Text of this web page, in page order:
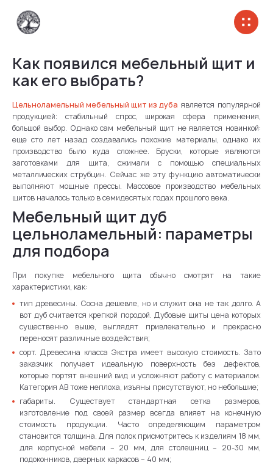
Как появился мебельный щит и
как его выбрать?
Цельноламельный мебельный щит из дуба является популярной
продукцией: стабильный спрос, широкая сфера применения,
большой выбор. Однако сам мебельный щит не является новинкой:
еще сто лет назад создавались похожие материалы, однако их
производство было куда сложнее. Бруски, которые являются
заготовками для щита, сжимали с помощью специальных
металлических струбцин. Сейчас же эту функцию автоматически
выполняют мощные прессы. Массовое производство мебельных
щитов началось только в семидесятых годах прошлого века.
Мебельный щит дуб
цельноламельный: параметры
для подбора
При покупке мебельного щита обычно смотрят на такие
характеристики, как:
тип древесины. Сосна дешевле, но и служит она не так долго. А
вот дуб считается крепкой породой. Дубовые щиты цена которых
существенно выше, выглядят привлекательно и прекрасно
переносят различные воздействия;
сорт. Древесина класса Экстра имеет высокую стоимость. Зато
заказчик получает идеальную поверхность без дефектов,
которые портят внешний вид и усложняют работу с материалом.
Категория АВ тоже неплоха, изъяны присутствуют, но небольшие;
габариты. Существует стандартная сетка размеров,
изготовление под своей размер всегда влияет на конечную
стоимость продукции. Часто определяющим параметром
становится толщина. Для полок присмотритесь к изделиям 18 мм,
для корпусной мебели – 20 мм, для столешниц – 20-30 мм,
подоконников, дверных каркасов – 40 мм;